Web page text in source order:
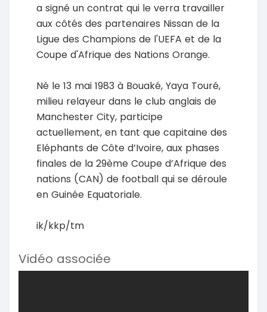
a signé un contrat qui le verra travailler
aux côtés des partenaires Nissan de la
Ligue des Champions de l'UEFA et de la
Coupe d'Afrique des Nations Orange.
Né le 13 mai 1983 à Bouaké, Yaya Touré,
milieu relayeur dans le club anglais de
Manchester City, participe
actuellement, en tant que capitaine des
Eléphants de Côte d’Ivoire, aux phases
finales de la 29ème Coupe d’Afrique des
nations (CAN) de football qui se déroule
en Guinée Equatoriale.
ik/kkp/tm
Vidéo associée